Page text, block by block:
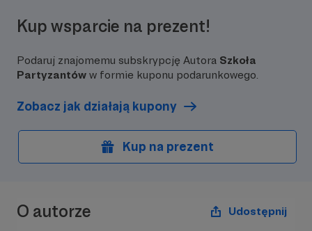
Jeśli masz taką możliwość, rozważ
któryś z wyższych progów.
Kup wsparcie na prezent!
Podaruj znajomemu subskrypcję Autora Szkoła
Partyzantów w formie kuponu podarunkowego.
Zobacz jak działają kupony
Kup na prezent
O autorze Udostępnij